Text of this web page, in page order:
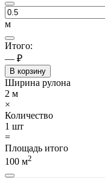
м
Итого:
— ₽
В корзину
Ширина рулона
2 м
×
Количество
1 шт
=
Площадь итого
100 м2